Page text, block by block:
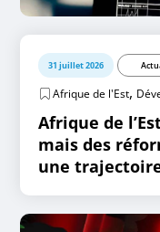
31 juillet 2026
Afrique de l'Est,
Afrique de
mais des
une